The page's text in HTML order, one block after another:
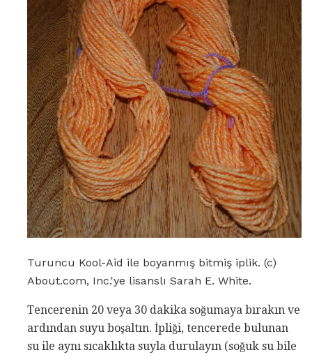
Turuncu Kool-Aid ile boyanmış bitmiş iplik. (c)
About.com, Inc.'ye lisanslı Sarah E. White.
Tencerenin 20 veya 30 dakika soğumaya bırakın ve
ardından suyu boşaltın. İpliği, tencerede bulunan
su ile aynı sıcaklıkta suyla durulayın (soğuk su bile